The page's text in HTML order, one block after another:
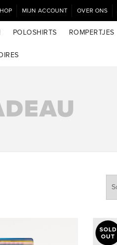
MIJN ACCOUNT OVER ONS
POLOSHIRTS ROMPERTJES
SOLD
OUT